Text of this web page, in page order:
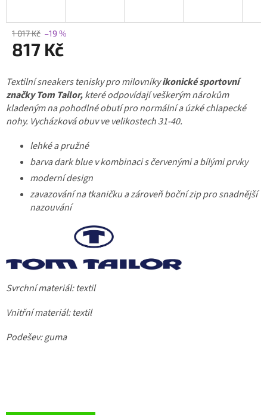
1 017 Kč –19 %
817 Kč
cena:
Textilní sneakers tenisky pro milovníkyikonické sportovní
značky Tom Tailor,které odpovídají veškerým nárokům
kladeným na pohodlné obutí pro normální a úzké chlapecké
nohy. Vycházková obuv ve velikostech 31-40.
lehké a pružné
barva dark blue v kombinaci s červenými a bílými prvky
moderní design
zavazování na tkaničku a zároveň boční zip pro snadnější
nazouvání
Svrchní materiál: textil
Vnitřní materiál: textil
Podešev: guma